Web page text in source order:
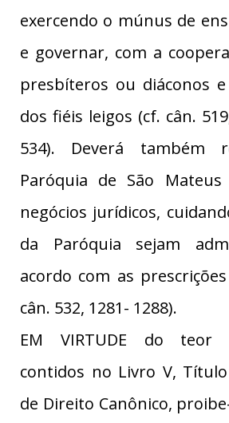
exercendo o múnus de
e governar, com a
presbíteros ou diáconos
dos fiéis leigos (cf. cân.
534). Deverá também
Paróquia de São
negócios jurídicos,
da Paróquia sejam
acordo com as
cân. 532, 1281- 1288).
EM VIRTUDE do teor
contidos no Livro V,
de Direito Canônico,